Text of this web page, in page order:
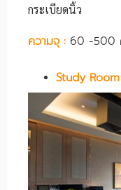
กระเบียดนิ้ว
ความจุ : 60 -500
Study Room